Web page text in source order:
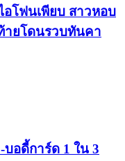
อโฟนเพียบ สาวหอบ
ายโดนรวบทันคา
บอดี้การ์ด 1 ใน 3